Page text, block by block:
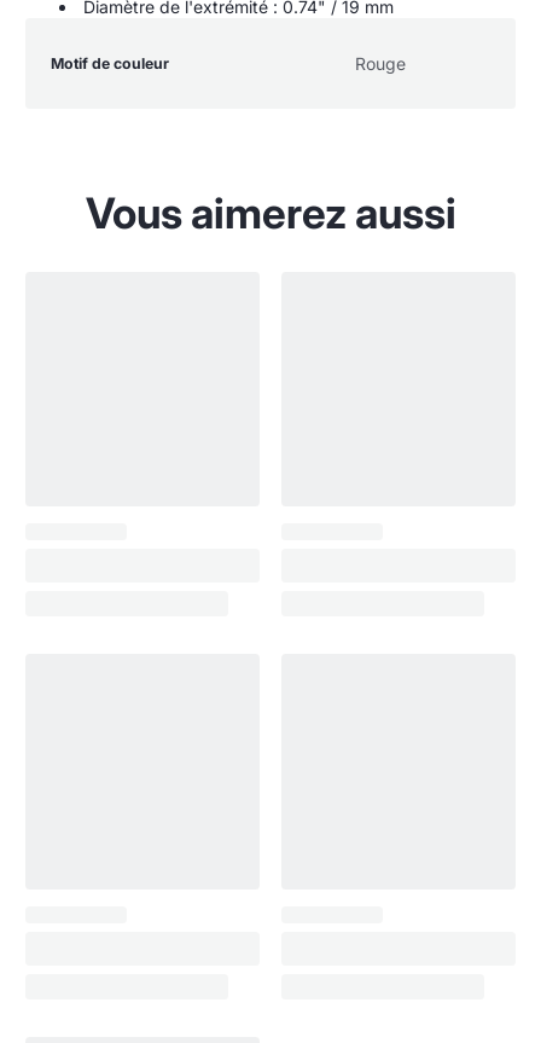
Diamètre de l'extrémité : 0.74" / 19 mm
des
spécificationspécification
Motif de couleur Rouge
Vous aimerez aussi